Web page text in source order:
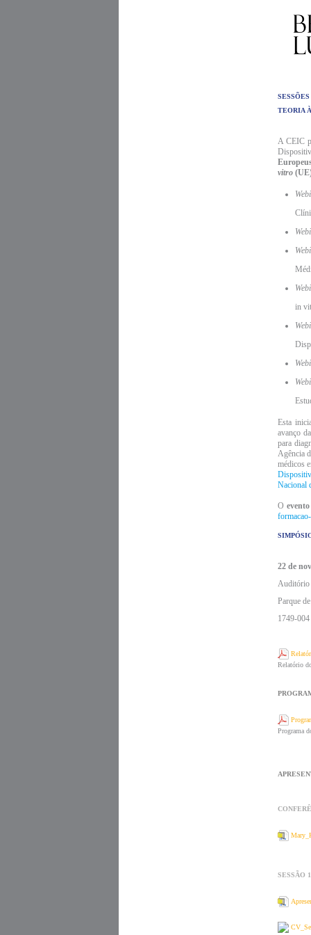
TEORIA
A CEIC
vitro
in
Esta
avanço
para
Agência
médicos
Nacional
O
22 de
Auditório
Parque
1749-
Relatório
Programa
SESSÃO